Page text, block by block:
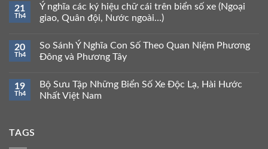
21
Th4
Ý nghĩa các ký hiệu chữ cái trên biển số xe (Ngoại
giao, Quân đội, Nước ngoài…)
20
Th4
So Sánh Ý Nghĩa Con Số Theo Quan Niệm Phương
Đông và Phương Tây
19
Th4
Bộ Sưu Tập Những Biển Số Xe Độc Lạ, Hài Hước
Nhất Việt Nam
TAGS